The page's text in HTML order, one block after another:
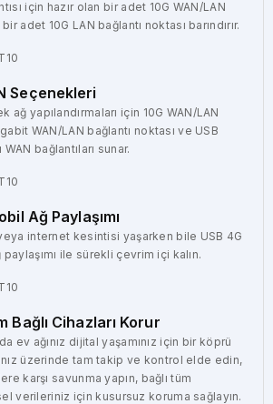
için hazır olan bir adet 10G WAN/LAN
adet 10G LAN bağlantı noktası barındırır.
Seçenekleri
ağ yapılandırmaları için 10G WAN/LAN
WAN/LAN bağlantı noktası ve USB
bağlantıları sunar.
Ağ Paylaşımı
internet kesintisi yaşarken bile USB 4G
ile sürekli çevrim içi kalın.
Bağlı Cihazları Korur
ev ağınız dijital yaşamınız için bir köprü
üzerinde tam takip ve kontrol elde edin,
karşı savunma yapın, bağlı tüm
verileriniz için kusursuz koruma sağlayın.